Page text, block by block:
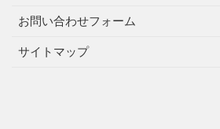
お問い合わせフォーム
サイトマップ